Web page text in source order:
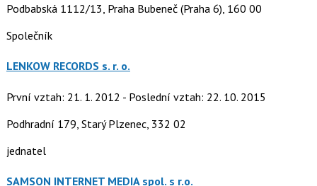
Podbabská 1112/13, Praha Bubeneč (Praha 6), 160 00
Společník
LENKOW RECORDS s. r. o.
První vztah: 21. 1. 2012 - Poslední vztah: 22. 10. 2015
Podhradní 179, Starý Plzenec, 332 02
jednatel
SAMSON INTERNET MEDIA spol. s r.o.